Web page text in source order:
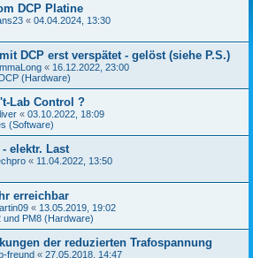
DCP Platine
« 04.04.2024, 13:30
DCP erst verspätet - gelöst (siehe P.S.)
« 16.12.2022, 23:00
(Hardware)
Lab Control ?
« 03.10.2022, 18:09
(Software)
elektr. Last
« 11.04.2022, 13:50
erreichbar
« 13.05.2019, 19:02
und PM8 (Hardware)
der reduzierten Trafospannung
freund « 27.05.2018, 14:47